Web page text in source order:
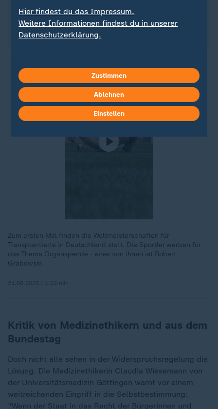
Quelle:Deutsche Stiftung Organtransplantation
Zum ersten Mal finden die Weltmeisterschaften für
Transplantierte in Deutschland statt. Die Sportler werben für
das Thema Organspende - einer von ihnen ist Robert
Grabowski.
Kritik von Medizinethikern und aus dem
Bundestag
Doch nicht alle sehen in der Widerspruchsregelung die
Lösung. Die Medizinethikerin Claudia Wiesemann von
der Universitätsmedizin Göttingen warnt vor einem
weitreichenden Eingriff in die Selbstbestimmung:
"Wenn der Staat in das Recht der Bürgerinnen und
Hier findest du das Impressum.
Weitere Informationen findest du in unserer
Datenschutzerklärung.
Zustimmen
Ablehnen
Einstellen